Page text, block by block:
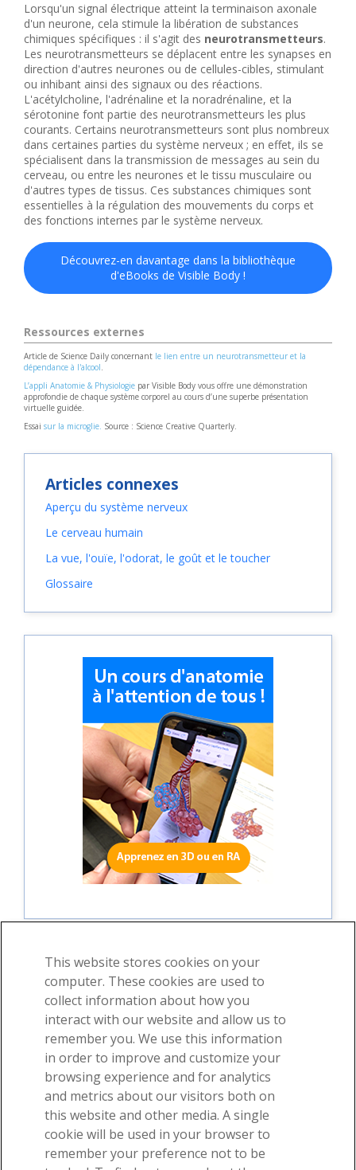
Lorsqu'un signal électrique atteint la terminaison axonale
d'un neurone, cela stimule la libération de substances
chimiques spécifiques : il s'agit des neurotransmetteurs.
Les neurotransmetteurs se déplacent entre les synapses en
direction d'autres neurones ou de cellules-cibles, stimulant
ou inhibant ainsi des signaux ou des réactions.
L'acétylcholine, l'adrénaline et la noradrénaline, et la
sérotonine font partie des neurotransmetteurs les plus
courants. Certains neurotransmetteurs sont plus nombreux
dans certaines parties du système nerveux ; en effet, ils se
spécialisent dans la transmission de messages au sein du
cerveau, ou entre les neurones et le tissu musculaire ou
d'autres types de tissus. Ces substances chimiques sont
essentielles à la régulation des mouvements du corps et
des fonctions internes par le système nerveux.
Découvrez-en davantage dans la bibliothèque
d'eBooks de Visible Body !
Ressources externes
Article de Science Daily concernant le lien entre un neurotransmetteur et la
dépendance à l'alcool
L’appli Anatomie & Physiologie par Visible Body vous offre une démonstration
approfondie de chaque système corporel au cours d’une superbe présentation
virtuelle guidée.
Essai sur la microglie. Source : Science Creative Quarterly.
Articles connexes
Aperçu du système nerveux
Le cerveau humain
La vue, l'ouïe, l'odorat, le goût et le toucher
Glossaire
Recevez nos e-mails géniaux sur l'anatomie !
©2026 Visible Body, une division de Cengage Learning
Contrat d'utilisation
Confidentialité Autorisations
This website stores cookies on your
computer. These cookies are used to
collect information about how you
interact with our website and allow us to
remember you. We use this information
in order to improve and customize your
browsing experience and for analytics
and metrics about our visitors both on
this website and other media. A single
cookie will be used in your browser to
remember your preference not to be